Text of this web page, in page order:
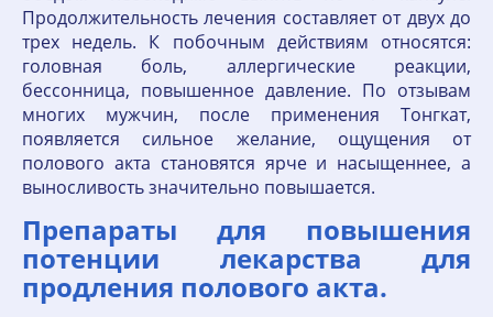
Продолжительность лечения составляет от двух до
трех недель. К побочным действиям относятся:
головная боль, аллергические реакции,
бессонница, повышенное давление. По отзывам
многих мужчин, после применения Тонгкат,
появляется сильное желание, ощущения от
полового акта становятся ярче и насыщеннее, а
выносливость значительно повышается.
Препараты для повышения
потенции лекарства для
продления полового акта.